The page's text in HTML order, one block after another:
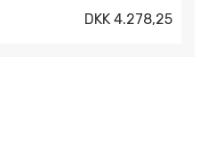
DKK 4.278,25